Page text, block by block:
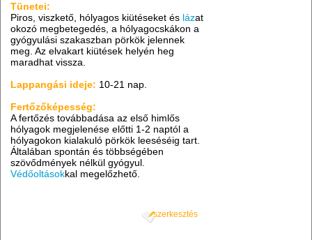
Tünetei:
Piros, viszkető, hólyagos kiütéseket és lázat
okozó megbetegedés, a hólyagocskákon a
gyógyulási szakaszban pörkök jelennek
meg. Az elvakart kiütések helyén heg
maradhat vissza.
Lappangási ideje: 10-21 nap.
Fertőzőképesség:
A fertőzés továbbadása az első himlős
hólyagok megjelenése előtti 1-2 naptól a
hólyagokon kialakuló pörkök leeséséig tart.
Általában spontán és többségében
szövődmények nélkül gyógyul.
Védőoltásokkal megelőzhető.
szerkesztés